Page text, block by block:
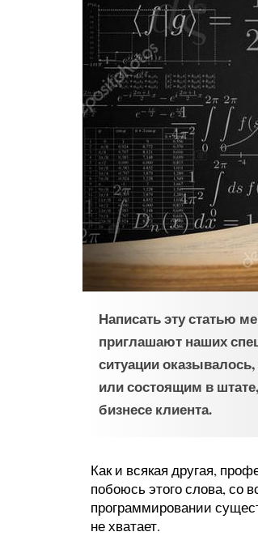
Написать эту статью
приглашают наших
ситуации
или состоящим в
бизнесе клиента.
Как и всякая другая,
побоюсь этого слова, со
программировании
не хватает.